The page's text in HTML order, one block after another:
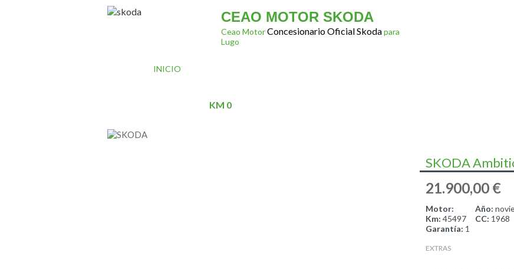
CEAO MOTOR SKODA
Ceao MotorConcesionario Oficial Skodapara
Lugo
INICIO
KM 0
SKODA
21.900,00 €
Motor: Año:
Km: 45497 CC: 1968
Garantía: 1
EXTRAS